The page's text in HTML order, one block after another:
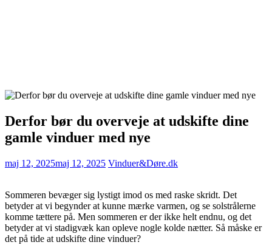
Derfor bør du overveje at udskifte dine
gamle vinduer med nye
maj 12, 2025maj 12, 2025 Vinduer&Døre.dk
Sommeren bevæger sig lystigt imod os med raske skridt. Det
betyder at vi begynder at kunne mærke varmen, og se solstrålerne
komme tættere på. Men sommeren er der ikke helt endnu, og det
betyder at vi stadigvæk kan opleve nogle kolde nætter. Så måske er
det på tide at udskifte dine vinduer?